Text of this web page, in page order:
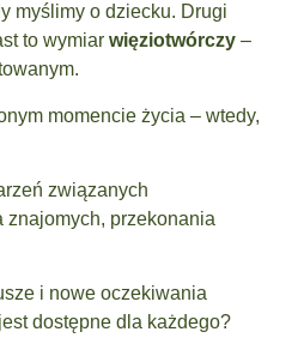
myślimy o dziecku. Drugi
to wymiar więziotwórczy –
momencie życia – wtedy,
związanych
znajomych, przekonania
i nowe oczekiwania
dostępne dla każdego?